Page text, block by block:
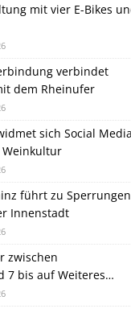
mit vier E-Bikes
verbindet
dem Rheinufer
sich Social Media
führt zu Sperrungen
Innenstadt
zwischen
7 bis auf Weiteres